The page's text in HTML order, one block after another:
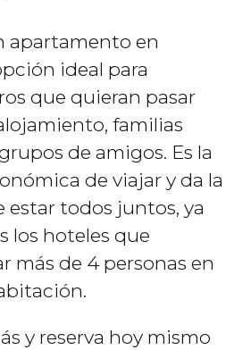
apartamento en
ideal para
que quieran pasar
familias
de amigos. Es la
de viajar y da la
estar todos juntos, ya
los hoteles que
más de 4 personas en
y reserva hoy mismo